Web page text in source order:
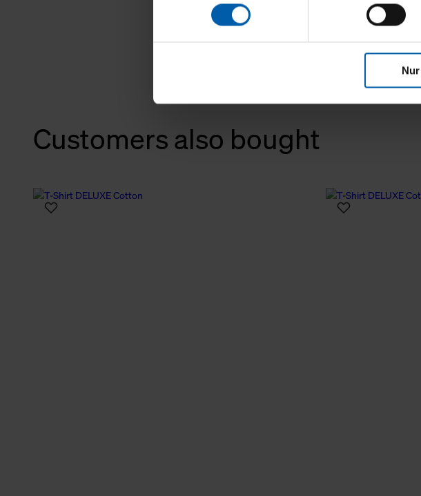
personenbezogene Informationen. Diese
Klicken Sie auf "Alle erlauben", damit wir alle
verwenden dürfen. Über die jeweiligen
Über den Reiter „Details“ erfahren Sie
grundsätzlich freiwillig, für die Nutzung der
widerrufen. Der Widerruf der Einwilligung hat
Customers also bought